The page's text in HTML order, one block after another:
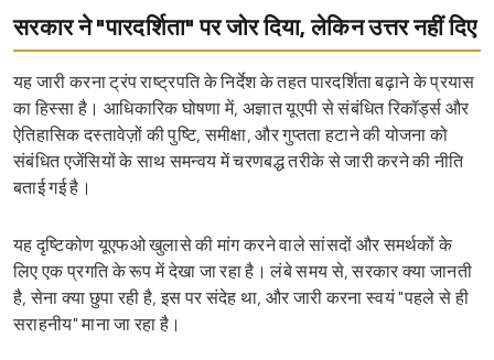
सरकार ने "पारदर्शिता" पर जोर दिया, लेकिन उत्तर नहीं दिए
यह जारी करना ट्रंप राष्ट्रपति के निर्देश के तहत पारदर्शिता बढ़ाने के प्रयास
का हिस्सा है। आधिकारिक घोषणा में, अज्ञात यूएपी से संबंधित रिकॉर्ड्स और
ऐतिहासिक दस्तावेज़ों की पुष्टि, समीक्षा, और गुप्तता हटाने की योजना को
संबंधित एजेंसियों के साथ समन्वय में चरणबद्ध तरीके से जारी करने की नीति
बताई गई है।
यह दृष्टिकोण यूएफओ खुलासे की मांग करने वाले सांसदों और समर्थकों के
लिए एक प्रगति के रूप में देखा जा रहा है। लंबे समय से, सरकार क्या जानती
है, सेना क्या छुपा रही है, इस पर संदेह था, और जारी करना स्वयं "पहले से ही
सराहनीय" माना जा रहा है।